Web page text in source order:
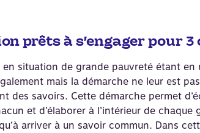
prêts à s’engager pour
situation de grande pauvreté étant
mais la démarche ne leur est
des savoirs. Cette démarche permet
et d’élaborer à l’intérieur de
arriver à un savoir commun. Dans